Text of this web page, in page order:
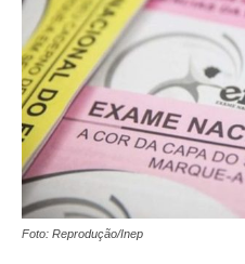
Foto: Reprodução/Inep